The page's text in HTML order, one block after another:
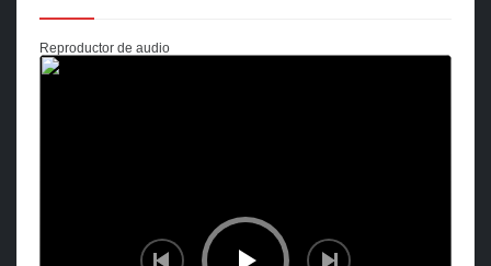
Reproductor de audio